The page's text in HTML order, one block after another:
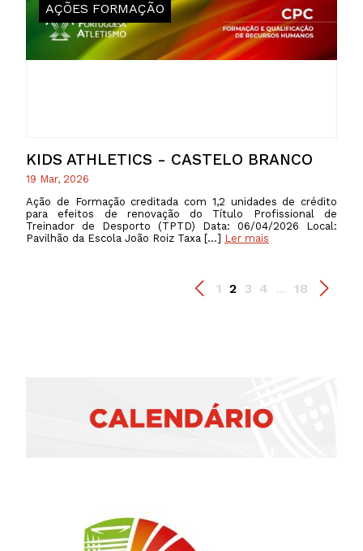
KIDS ATHLETICS - CASTELO BRANCO
AÇÕES FORMAÇÃO
19 Mar, 2026
Ação de Formação creditada com 1,2 unidades de crédito
para efeitos de renovação do Título Profissional de
Treinador de Desporto (TPTD) Data: 06/04/2026 Local:
Pavilhão da Escola João Roiz Taxa […] Ler mais
1 2 3 4 ... 18